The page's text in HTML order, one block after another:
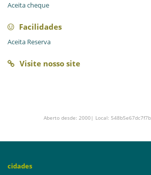
Aceita cheque
Facilidades
Aceita Reserva
Visite nosso site
Aberto desde: 2000| Local:
cidades